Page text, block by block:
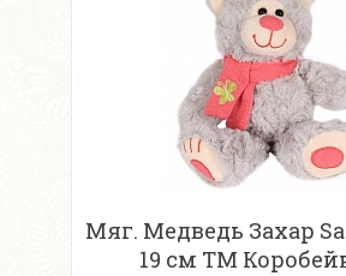
Мяг. Медведь Захар
19 см ТМ